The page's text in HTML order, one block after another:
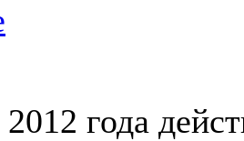
года